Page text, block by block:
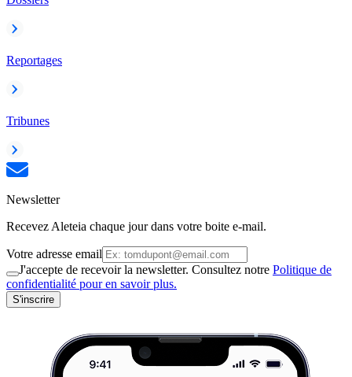
Reportages
Tribunes
Newsletter
Recevez Aleteia chaque jour dans votre boite e-mail.
Votre adresse email
J'accepte de recevoir la newsletter. Consultez notre Politique de
confidentialité pour en savoir plus.
S'inscrire